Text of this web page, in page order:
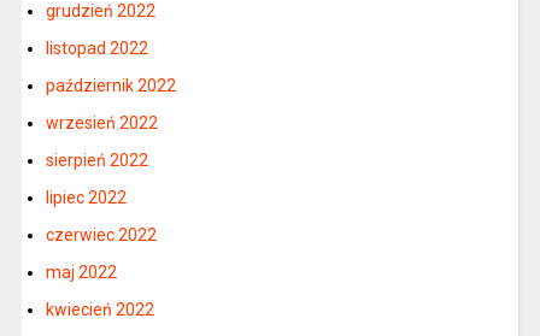
grudzień 2022
listopad 2022
październik 2022
wrzesień 2022
sierpień 2022
lipiec 2022
czerwiec 2022
maj 2022
kwiecień 2022